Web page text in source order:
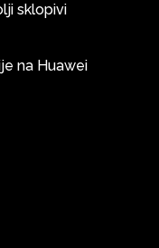
sklopivi
na Huawei